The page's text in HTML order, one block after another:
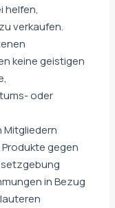
helfen,
verkaufen.
keine geistigen
oder
Mitgliedern
gegen
in Bezug